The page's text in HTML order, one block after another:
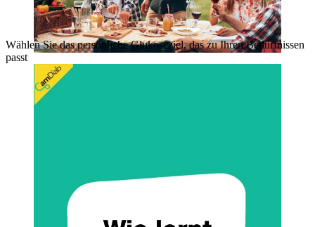
Wählen Sie das persönliche Glukoseziel, das zu Ihren Bedürfnissen
passt